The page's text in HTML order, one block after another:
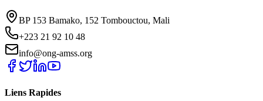
BP 153 Bamako, 152 Tombouctou, Mali
+223 21 92 10 48
info@ong-amss.org
Liens Rapides